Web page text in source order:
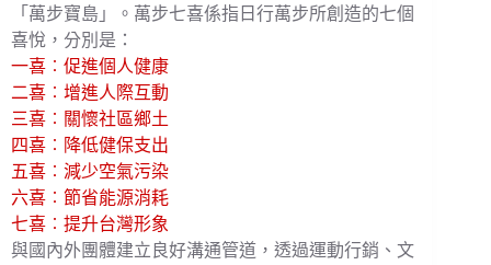
「萬步寶島」。萬步七喜係指日行萬步所創造的七個
喜悅，分別是：
一喜︰促進個人健康
二喜︰增進人際互動
三喜︰關懷社區鄉土
四喜︰降低健保支出
五喜︰減少空氣污染
六喜︰節省能源消耗
七喜︰提升台灣形象
與國內外團體建立良好溝通管道，透過運動行銷、文